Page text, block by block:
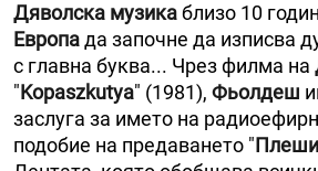
Дяволска музикаблизо 10
Европада започне да изписва
с главна буква... Чрез филма на
"Kopaszkutya" (1981), Фьолдеш
заслуга за името на
подобие на предаването "